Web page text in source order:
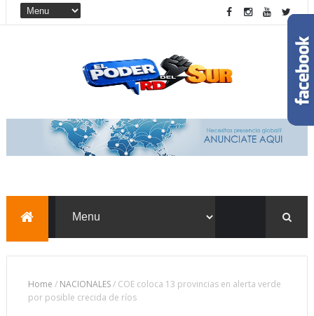
Home / NACIONALES/ COE coloca 13 provincias en alerta verde
por posible crecida de ríos